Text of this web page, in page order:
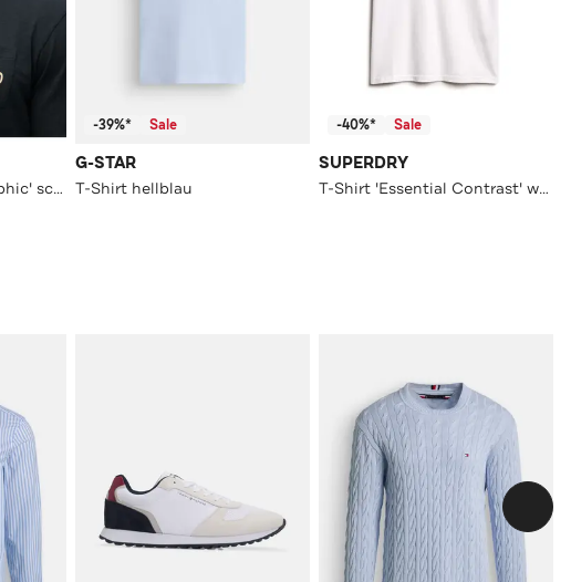
T-Shirt 'Merchant Graphic' schwarzblau
-39%* Sale
G-STAR
T-Shirt hellblau
-40%* Sale
SUPERDRY
T-Shirt 'Essential Contrast' weiß